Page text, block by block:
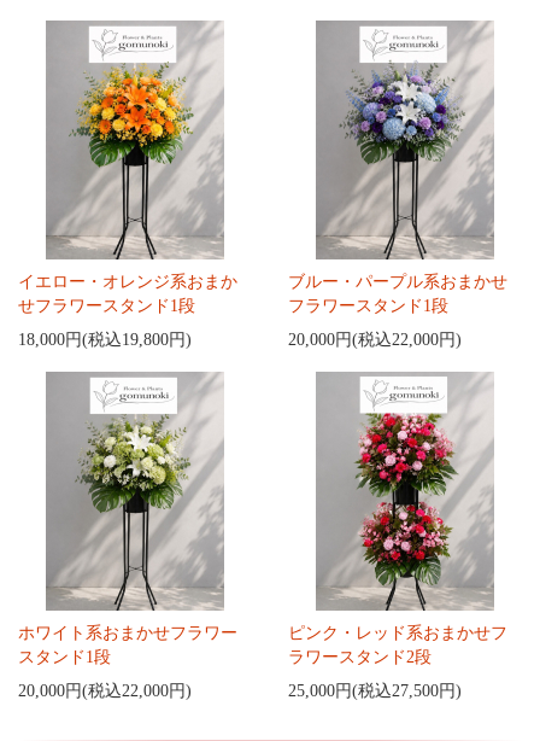
イエロー・オレンジ系おまか
せフラワースタンド1段
18,000円(税込19,800円)
ブルー・パープル系おまかせ
フラワースタンド1段
20,000円(税込22,000円)
ホワイト系おまかせフラワー
スタンド1段
20,000円(税込22,000円)
ピンク・レッド系おまかせフ
ラワースタンド2段
25,000円(税込27,500円)